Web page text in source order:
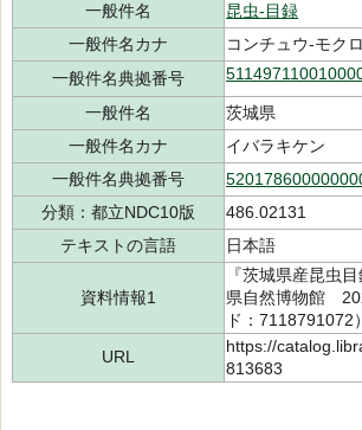
一般件名
昆虫-目録
一般件名カナ
コンチュウ-モク
一般件名典拠番号
一般件名
茨城県
一般件名カナ
イバラキケン
一般件名典拠番号
分類：都立NDC10版
486.02131
テキストの言語
日本語
資料情報1
『茨城県産昆虫
県自然博物館
ド：7118791072）
URL
https://
813683